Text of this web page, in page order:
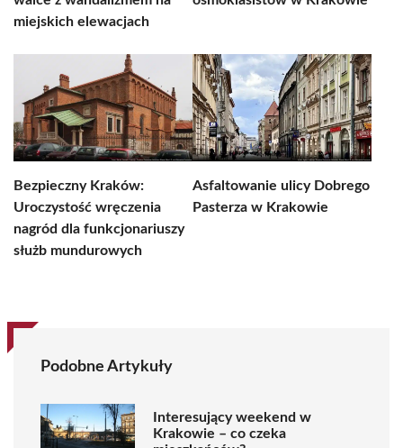
miejskich elewacjach
Bezpieczny Kraków:
Uroczystość wręczenia
nagród dla funkcjonariuszy
służb mundurowych
Asfaltowanie ulicy Dobrego
Pasterza w Krakowie
Podobne Artykuły
Interesujący weekend w
Krakowie – co czeka